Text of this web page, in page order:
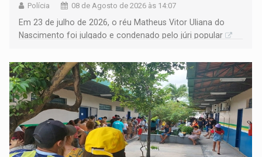
Polícia 08 de Agosto de 2026 às 14:07
Em 23 de julho de 2026, o réu Matheus Vitor Uliana do
Nascimento foi julgado e condenado pelo júri popular